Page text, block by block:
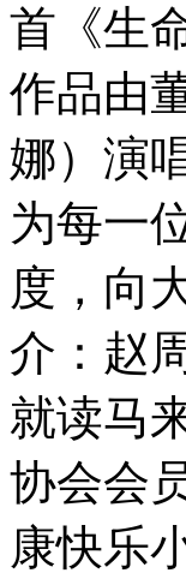
首《生
作品由
娜）演
为每一
度，向
介：赵
就读马
协会会
康快乐